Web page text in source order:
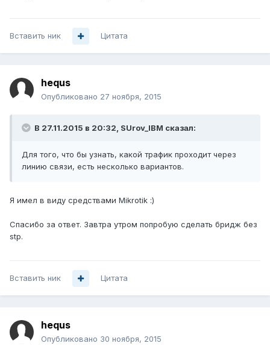
Вставить ник Цитата
hequs
Опубликовано 27 ноября, 2015
В 27.11.2015 в 20:32, SUrov_IBM сказал:
Для того, что бы узнать, какой трафик проходит через
линию связи, есть несколько вариантов.
Я имел в виду средствами Mikrotik :)
Спасибо за ответ. Завтра утром попробую сделать бридж без
stp.
Вставить ник Цитата
hequs
Опубликовано 30 ноября, 2015